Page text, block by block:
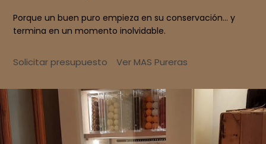
Porque un buen puro empieza en su conservación… y
termina en un momento inolvidable.
Solicitar presupuesto Ver MAS Pureras